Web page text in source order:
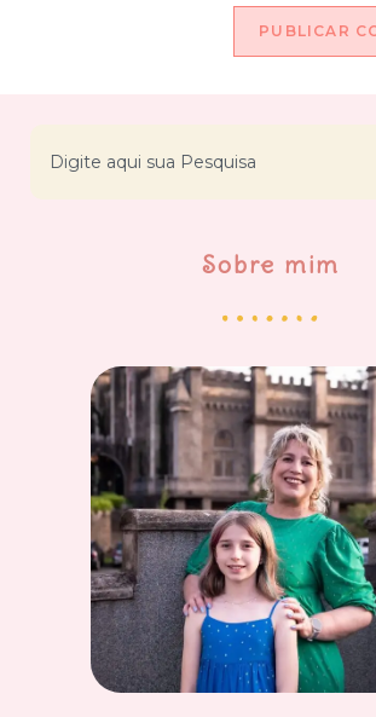
Sobre mim